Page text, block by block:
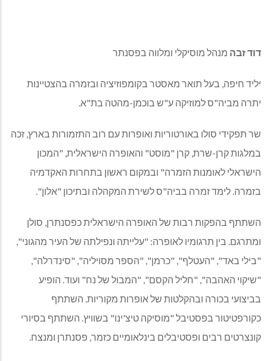
דוד זבה מנהל מוסיקלי ומלווה בפסנתר
יליד חיפה, בעל תואר מאסטר בקומפוזיציה ובזמרה בהצטיינות
יתרה מביה"ס למוזיקה ע"ש בוכמן-מהטה בת"א.
שר תפקידי סולו באורטוריות ואופרות עם רוב התזמורות בארץ, זכה
במלגות קרן-שרת, קרן "מוסט" והאופרה הישראלית, "המכון
הישראלי לאומנות הזמרה" ובמקום ראשון בתחרות האקדמיה
בזמרה. לימד זמרה בביה"ס לשירת המקהלה ובתיכון "אלון".
השתתף בהפקות רבות של האופרה הישראלית כפסנתרן, סולן
ומתרגם. בין תרגומיו לאופרה: "עלייתה ונפילתה של העיר מהגוני",
"בילי באד", "העטלף", "כרמן", "הספר מסויליה", "סינדרלה",
"שיקוי האהבה", "חליל הקסם", "המבול של נח" ועוד. הופיע
בביצועי בכורה ובהקלטות של אופרות מקוריות. השתתף
כקורפטיטור בפסטיבל "מוסיקה טיצ'ינו" בשוויץ. השתתף בסיורי
קונצרטים רבים ופסטיבלים בינלאומיים כזמר, פסנתרן ומנצח.